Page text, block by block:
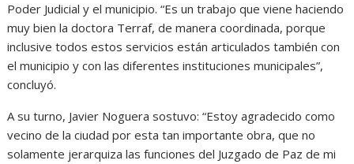
Poder Judicial y el municipio. “Es un trabajo que viene haciendo
muy bien la doctora Terraf, de manera coordinada, porque
inclusive todos estos servicios están articulados también con
el municipio y con las diferentes instituciones municipales”,
concluyó.
A su turno, Javier Noguera sostuvo: “Estoy agradecido como
vecino de la ciudad por esta tan importante obra, que no
solamente jerarquiza las funciones del Juzgado de Paz de mi